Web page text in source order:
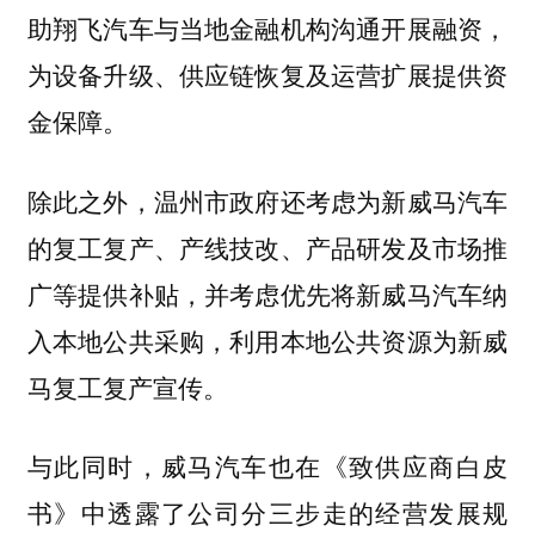
助翔飞汽车与当地金融机构沟通开展融资，
为设备升级、供应链恢复及运营扩展提供资
金保障。
除此之外，温州市政府还考虑为新威马汽车
的复工复产、产线技改、产品研发及市场推
广等提供补贴，并考虑优先将新威马汽车纳
入本地公共采购，利用本地公共资源为新威
马复工复产宣传。
与此同时，威马汽车也在《致供应商白皮
书》中透露了公司分三步走的经营发展规